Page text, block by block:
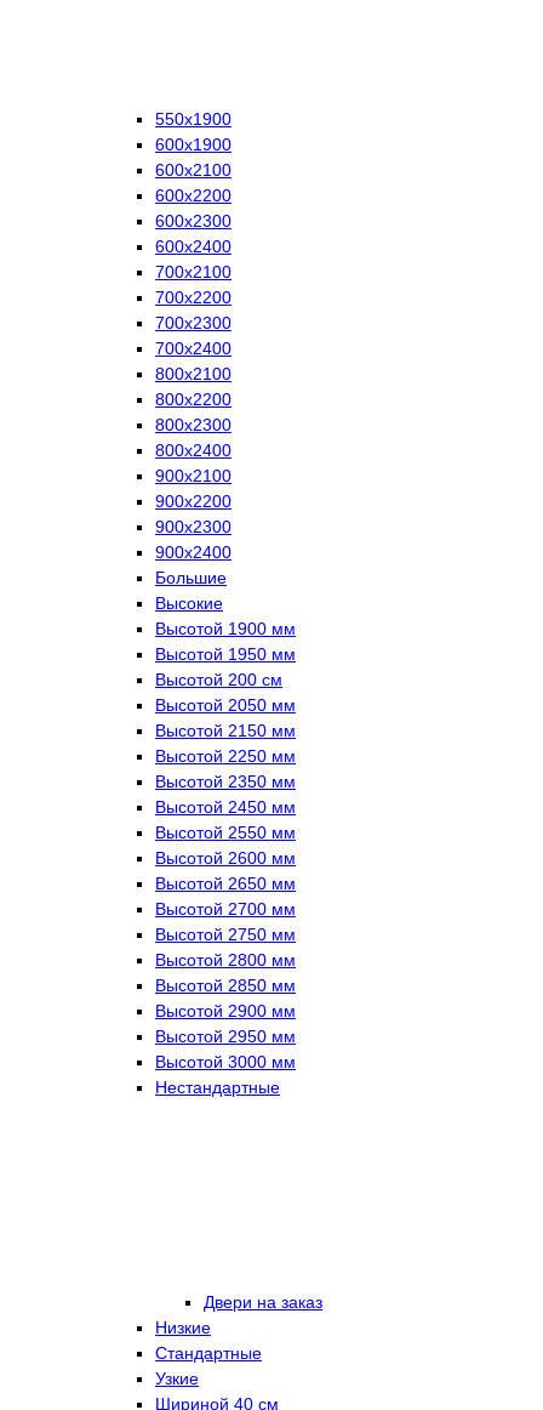
550х1900
600х1900
600х2100
600х2200
600х2300
600х2400
700х2100
700х2200
700х2300
700х2400
800х2100
800х2200
800х2300
800х2400
900х2100
900х2200
900х2300
900х2400
Большие
Высокие
Высотой 1900 мм
Высотой 1950 мм
Высотой 200 см
Высотой 2050 мм
Высотой 2150 мм
Высотой 2250 мм
Высотой 2350 мм
Высотой 2450 мм
Высотой 2550 мм
Высотой 2600 мм
Высотой 2650 мм
Высотой 2700 мм
Высотой 2750 мм
Высотой 2800 мм
Высотой 2850 мм
Высотой 2900 мм
Высотой 2950 мм
Высотой 3000 мм
Нестандартные
Двери на заказ
Низкие
Стандартные
Узкие
Шириной 40 см